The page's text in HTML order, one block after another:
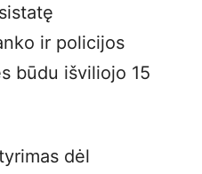
ir policijos
būdu išviliojo 15
dėl